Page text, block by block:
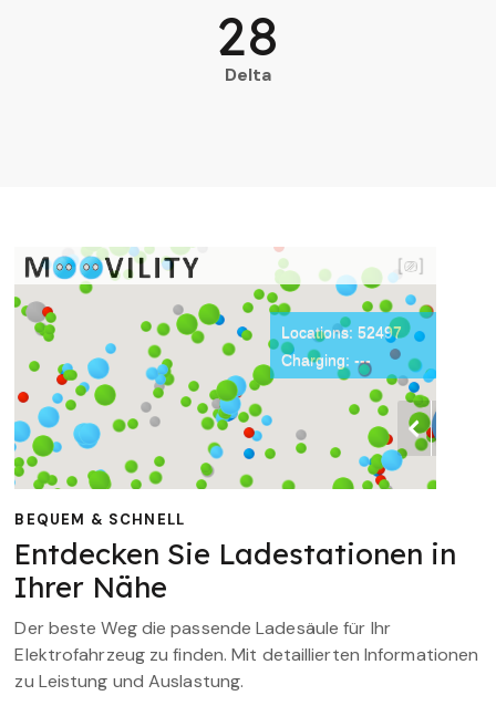
Delta
28
BEQUEM & SCHNELL
Entdecken Sie Ladestationen in
Ihrer Nähe
Der beste Weg die passende Ladesäule für Ihr
Elektrofahrzeug zu finden. Mit detaillierten Informationen
zu Leistung und Auslastung.